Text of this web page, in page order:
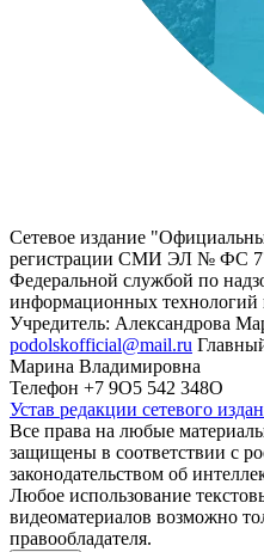
Сетевое издание
регистрации СМИ ЭЛ № ФС 77
Федеральной службой по
информационных
Учредитель: Александрова
podolskofficial@mail.ru
Марина Владимировна
Телефон +7 9О5 542 348О
Устав редакции сетевого
Все права на любые
защищены в соответствии с
законодательством об
Любое использование
видеоматериалов возможно
правообладателя.